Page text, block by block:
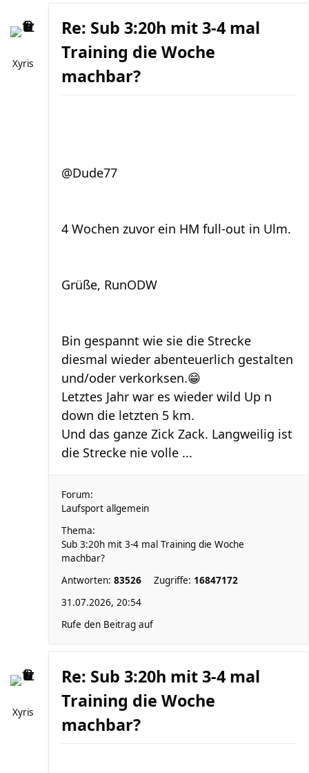
Xyris
Re: Sub 3:20h mit 3-4 mal
Training die Woche
machbar?
@Dude77
4 Wochen zuvor ein HM full-out in Ulm.
Grüße, RunODW
Bin gespannt wie sie die Strecke
diesmal wieder abenteuerlich gestalten
und/oder verkorksen.😁
Letztes Jahr war es wieder wild Up n
down die letzten 5 km.
Und das ganze Zick Zack. Langweilig ist
die Strecke nie volle ...
Forum:
Laufsport allgemein
Thema:
Sub 3:20h mit 3-4 mal Training die Woche
machbar?
Antworten: 83526 Zugriffe: 16847172
31.07.2026, 20:54
Rufe den Beitrag auf
Xyris
Re: Sub 3:20h mit 3-4 mal
Training die Woche
machbar?